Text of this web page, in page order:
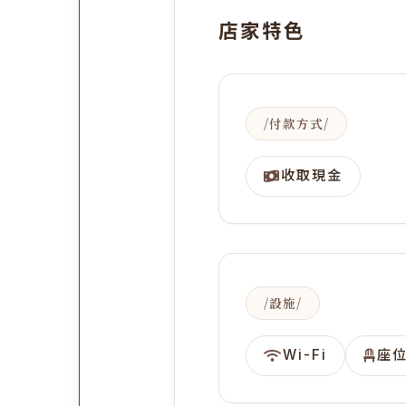
店家特色
付款方式
收取現金
設施
Wi-Fi 座位